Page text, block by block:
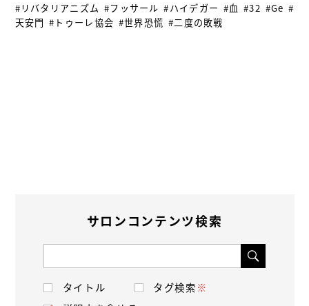
#リバタリアニズム #フッサール #ハイデガー #血 #32 #Ge #
天安門 #トゥーレ協会 #世界恐慌 #二度の敗戦
サロンコンテンツ検索
タイトル タグ検索※